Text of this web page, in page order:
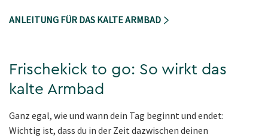
ANLEITUNG FÜR DAS KALTE ARMBAD
Frischekick to go: So wirkt das
kalte Armbad
Ganz egal, wie und wann dein Tag beginnt und endet:
Wichtig ist, dass du in der Zeit dazwischen deinen